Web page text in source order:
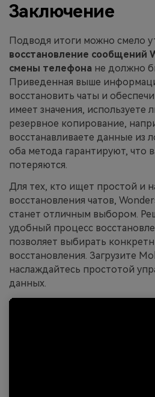
Заключение
Подводя итоги можно смело
восстановление сообщений
смены телефона не должно
Приведенная выше
восстановить чаты и
имеет значения, используете
резервное копирование,
восстанавливаете данные из
оба метода гарантируют, что
потеряются.
Для тех, кто ищет простой и
восстановления чатов,
станет отличным выбором.
удобный процесс
позволяет выбирать
восстановления. Загрузите
наслаждайтесь простотой
данных.